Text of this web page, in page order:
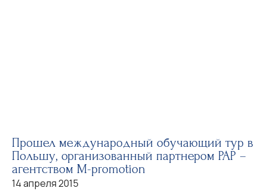
Прошел международный обучающий тур в
Польшу, организованный партнером РАР –
агентством M-promotion
14 апреля 2015